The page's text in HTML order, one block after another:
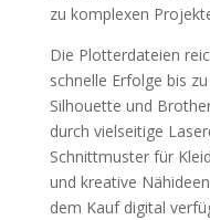
zu komplexen
Die Plotterdateien
schnelle Erfolge bis
Silhouette und
durch vielseitige
Schnittmuster für
und kreative
dem Kauf digital